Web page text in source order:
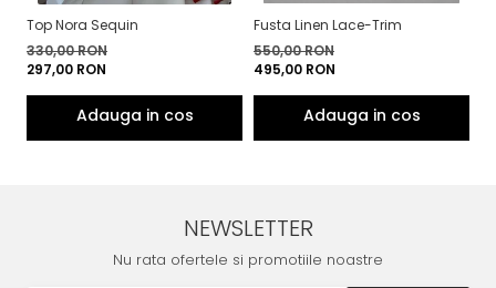
Top Nora Sequin
330,00 RON
297,00 RON
Fusta Linen Lace-Trim
550,00 RON
495,00 RON
NEWSLETTER
Nu rata ofertele si promotiile noastre